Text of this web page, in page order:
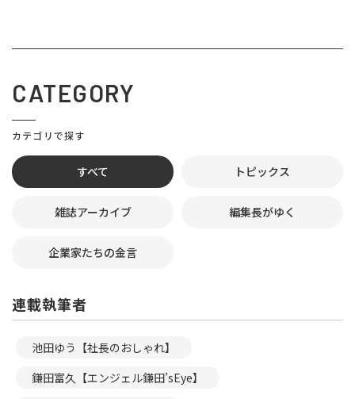
CATEGORY
カテゴリで探す
すべて トピックス
雑誌アーカイブ 編集長がゆく
企業家たちの金言
連載執筆者
池田ゆう【社長のおしゃれ】
鎌田富久【エンジェル鎌田’sEye】